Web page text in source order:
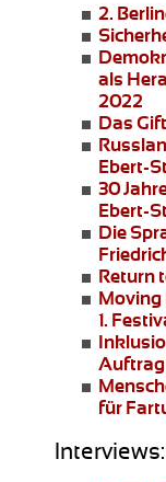
2.
als
2022
Das
Ebert-
30
Ebert-
Die
Return
Moving
1.
Auftrag
für
Interviews: